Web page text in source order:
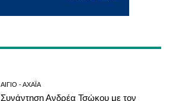
ΑΊΓΙΟ - ΑΧΑΪ́Α
Συνάντηση Ανδρέα Τσώκου με τον